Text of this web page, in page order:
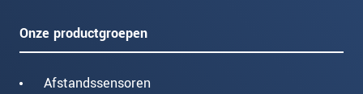
Onze productgroepen
Afstandssensoren